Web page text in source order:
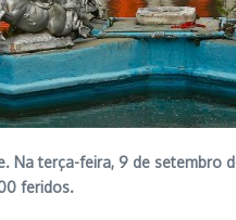
terça-feira, 9 de
feridos.